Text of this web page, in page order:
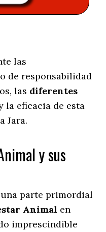
las
de responsabilidad
las diferentes
la eficacia de esta
Jara.
y sus
parte primordial
Animal en
imprescindible